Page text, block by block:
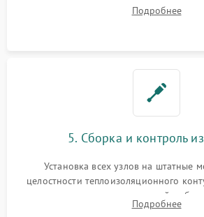
выгоревших реле, восстановление
Подробнее
5. Сборка и контроль
Установка всех узлов на штатные
целостности теплоизоляционного
исключить перегрев кухонной
Надежная фиксация клемм и сборка
Подробнее